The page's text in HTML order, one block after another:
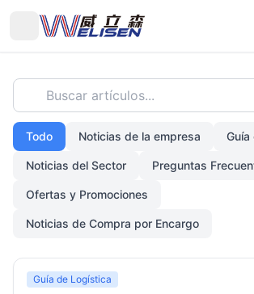
Buscar artículos...
Todo Noticias de la empresa
Noticias del Sector Preguntas
Ofertas y Promociones
Noticias de Compra por Encargo
Guía de Logística